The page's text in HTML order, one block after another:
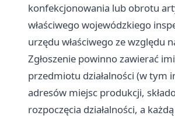
konfekcjonowania lub obrotu
właściwego wojewódzkiego
urzędu właściwego ze względu
Zgłoszenie powinno zawierać
przedmiotu działalności (w tym
adresów miejsc produkcji,
rozpoczęcia działalności, a